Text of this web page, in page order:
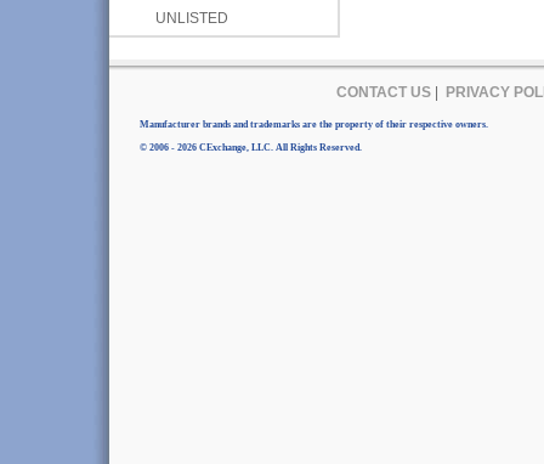
UNLISTED
CONTACT US| PRIVACY
Manufacturer brands and trademarks are the property of their respective owners.
© 2006 - 2026 CExchange, LLC. All Rights Reserved.